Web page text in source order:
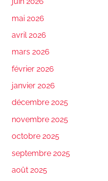
mai 2026
avril 2026
mars 2026
février 2026
janvier 2026
décembre 2025
novembre 2025
octobre 2025
septembre 2025
août 2025